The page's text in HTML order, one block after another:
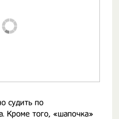
судить по
Кроме того, «шапочка»